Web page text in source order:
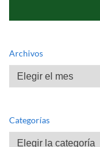
Archivos
Archivos
Categorías
Categorías